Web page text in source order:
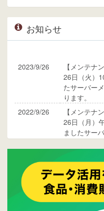
お知らせ
2023/9/26
【メンテナ
26日（火）
たサーバー
ります。
2022/9/26
【メンテナ
26日（月）
ましたサー
ご覧ください
2015/10/19
ウレコンの
プ。詳細は
2015/09/28
ウレコンが